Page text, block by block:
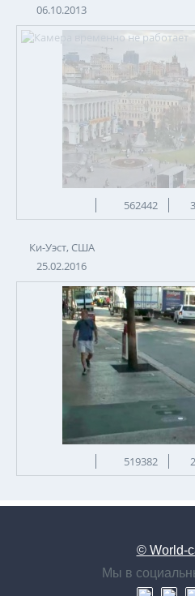
06.10.2013
562442
Ки-Уэст, США
25.02.2016
519382
© World-
Мы в